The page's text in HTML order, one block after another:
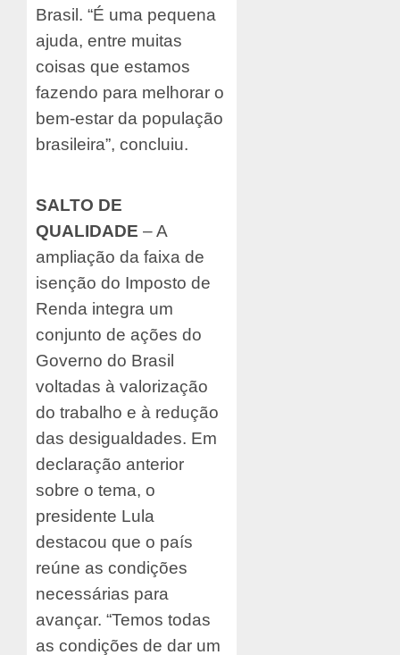
Brasil. “É uma pequena
ajuda, entre muitas
coisas que estamos
fazendo para melhorar o
bem-estar da população
brasileira”, concluiu.
SALTO DE
QUALIDADE – A
ampliação da faixa de
isenção do Imposto de
Renda integra um
conjunto de ações do
Governo do Brasil
voltadas à valorização
do trabalho e à redução
das desigualdades. Em
declaração anterior
sobre o tema, o
presidente Lula
destacou que o país
reúne as condições
necessárias para
avançar. “Temos todas
as condições de dar um